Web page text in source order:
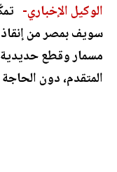
الوكيل الإخباري-
مسمار وقطع
المتقدم، دون